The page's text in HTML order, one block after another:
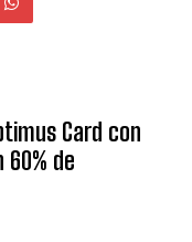
Card con
de